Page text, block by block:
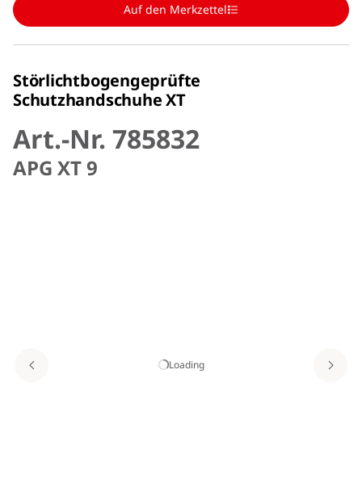
Auf den Merkzettel
Störlichtbogengeprüfte
Schutzhandschuhe XT
Art.-Nr. 785832
APG XT 9
Loading